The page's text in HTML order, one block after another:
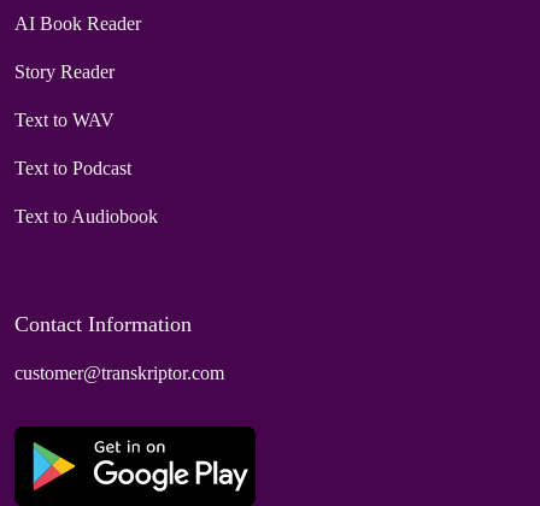
AI Book Reader
Story Reader
Text to WAV
Text to Podcast
Text to Audiobook
Contact Information
customer@transkriptor.com